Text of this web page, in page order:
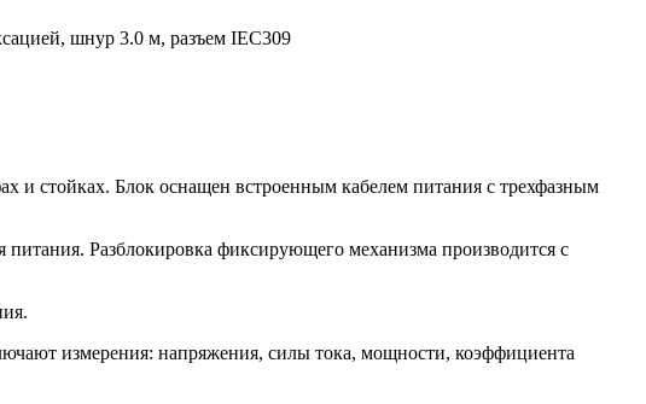
шнур 3.0 м, разъем IEC309
и стойках. Блок оснащен встроенным кабелем питания с трехфазным
Разблокировка фиксирующего механизма производится с
измерения: напряжения, силы тока, мощности, коэффициента